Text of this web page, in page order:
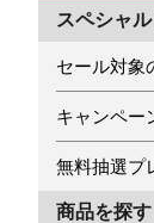
スペシャ
セール対象
キャンペー
無料抽選プ
商品を探す